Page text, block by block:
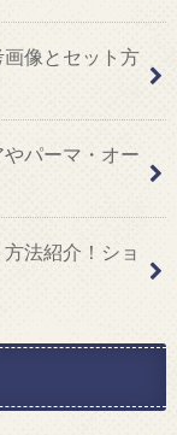
像とセット方
パーマ・オー
法紹介！ショ